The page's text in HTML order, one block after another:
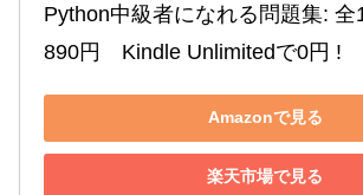
Python中級者になれる問題集: 全
890円　Kindle Unlimitedで0円 !
Amazonで見る
楽天市場で見る